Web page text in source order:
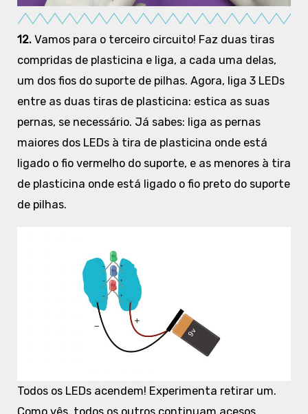
12. Vamos para o terceiro circuito! Faz duas tiras
compridas de plasticina e liga, a cada uma delas,
um dos fios do suporte de pilhas. Agora, liga 3 LEDs
entre as duas tiras de plasticina: estica as suas
pernas, se necessário. Já sabes: liga as pernas
maiores dos LEDs à tira de plasticina onde está
ligado o fio vermelho do suporte, e as menores à tira
de plasticina onde está ligado o fio preto do suporte
de pilhas.
Todos os LEDs acendem! Experimenta retirar um.